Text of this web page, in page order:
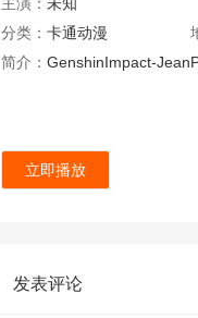
分类： 卡通动漫
简介： GenshinImpact-
立即播放
发表评论